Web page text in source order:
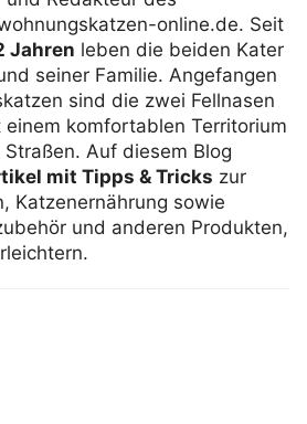
online.de. Seit
Jahren leben die beiden Kater
seiner Familie. Angefangen
sind die zwei Fellnasen
einem komfortablen Territorium
Auf diesem Blog
mit Tipps & Tricks zur
Katzenernährung sowie
und anderen Produkten,